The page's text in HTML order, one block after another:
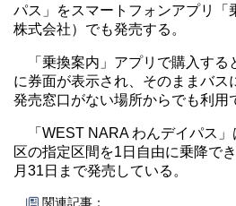
パス」をスマートフォンアプリ「
株式会社）でも発売する。
「乗換案内」アプリで購入す
に券面が表示され、そのままバス
発売窓口がない場所からでも利用
「WEST NARA わんデイパス
区の指定区間を1日自由に乗降で
月31日まで発売している。
関連記事：